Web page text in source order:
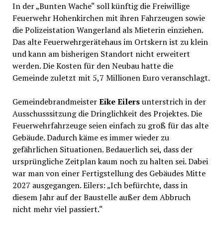
In der „Bunten Wache“ soll künftig die Freiwillige
Feuerwehr Hohenkirchen mit ihren Fahrzeugen sowie
die Polizeistation Wangerland als Mieterin einziehen.
Das alte Feuerwehrgerätehaus im Ortskern ist zu klein
und kann am bisherigen Standort nicht erweitert
werden. Die Kosten für den Neubau hatte die
Gemeinde zuletzt mit 5,7 Millionen Euro veranschlagt.
GemeindebrandmeisterEike Eilersunterstrich in der
Ausschusssitzung die Dringlichkeit des Projektes. Die
Feuerwehrfahrzeuge seien einfach zu groß für das alte
Gebäude. Dadurch käme es immer wieder zu
gefährlichen Situationen. Bedauerlich sei, dass der
ursprüngliche Zeitplan kaum noch zu halten sei. Dabei
war man von einer Fertigstellung des Gebäudes Mitte
2027 ausgegangen. Eilers: „Ich befürchte, dass in
diesem Jahr auf der Baustelle außer dem Abbruch
nicht mehr viel passiert.“